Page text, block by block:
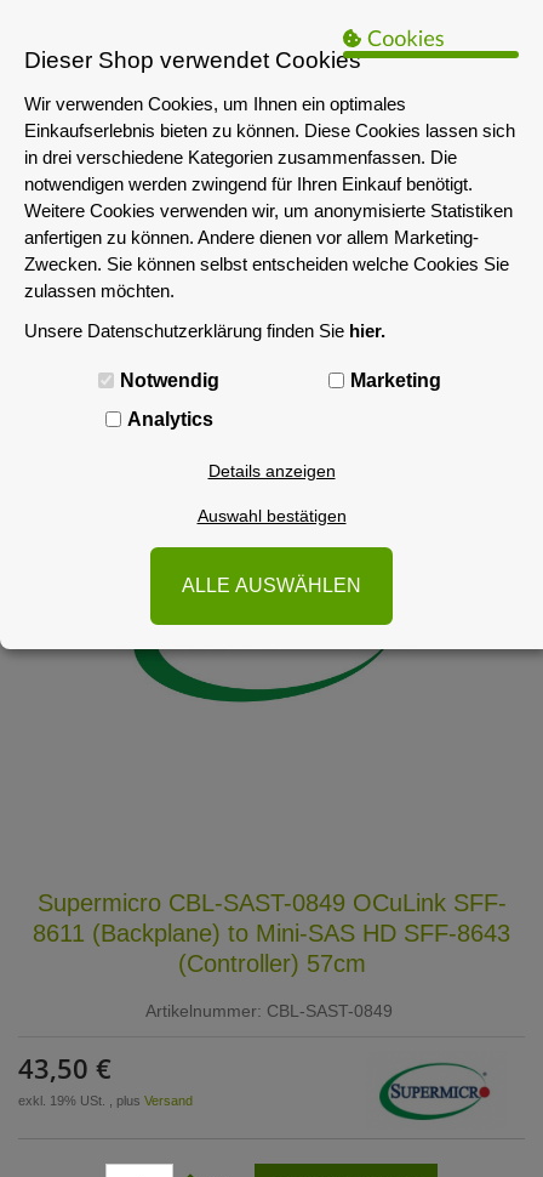
Das servershop-bayern.de Angebot richtet sich nur an
Unternehmen i.S.d. § 14 BGB sowie die öffentliche Hand. Ein Verkauf
an Privatpersonen ist nicht möglich.
MENÜ
Supermicro CBL-SAST-0849 OCuLink SFF-
8611 (Backplane) to Mini-SAS HD SFF-8643
(Controller) 57cm
Artikelnummer: CBL-SAST-0849
43,50 €
exkl. 19% USt. , plus Versand
Dieser Shop verwendet Cookies
Wir verwenden Cookies, um Ihnen ein optimales
Einkaufserlebnis bieten zu können. Diese Cookies lassen sich
in drei verschiedene Kategorien zusammenfassen. Die
notwendigen werden zwingend für Ihren Einkauf benötigt.
Weitere Cookies verwenden wir, um anonymisierte Statistiken
anfertigen zu können. Andere dienen vor allem Marketing-
Zwecken. Sie können selbst entscheiden welche Cookies Sie
zulassen möchten.
Unsere Datenschutzerklärung finden Sie hier.
Notwendig
Marketing
Analytics
Details anzeigen
Auswahl bestätigen
ALLE AUSWÄHLEN